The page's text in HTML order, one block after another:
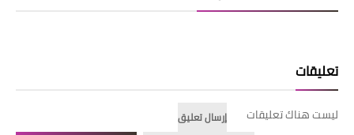
تعليقات
ليست هناك تعليقات
إرسال تعليق